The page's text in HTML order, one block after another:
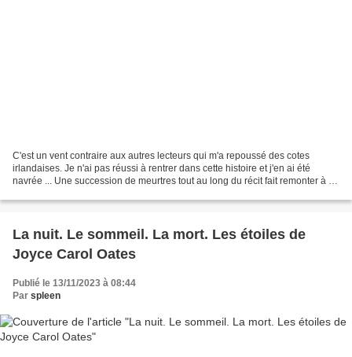
C'est un vent contraire aux autres lecteurs qui m'a repoussé des cotes
irlandaises. Je n'ai pas réussi à rentrer dans cette histoire et j'en ai été
navrée ... Une succession de meurtres tout au long du récit fait remonter à la
La nuit. Le sommeil. La mort. Les étoiles de
Joyce Carol Oates
Publié le 13/11/2023 à 08:44
Par spleen